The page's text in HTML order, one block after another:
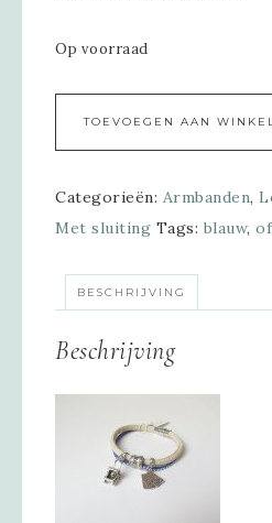
Op voorraad
TOEVOEGEN AAN
Categorieën: Armbanden,
Met sluiting Tags: blauw,
BESCHRIJVING
Beschrijving